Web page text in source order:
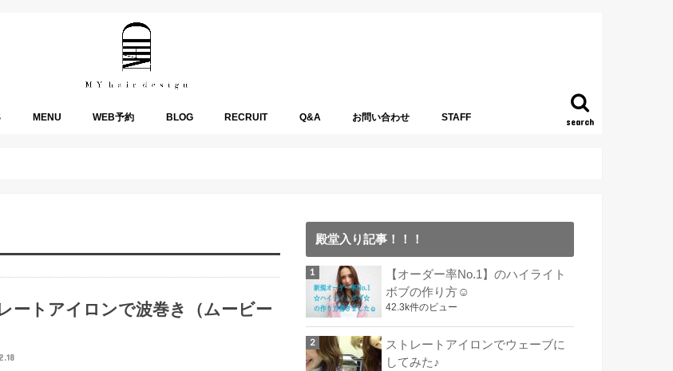
search
MENU WEB予約 BLOG RECRUIT Q&A お問い合わせ STAFF
ートアイロンで波巻き（ムービー
殿堂入り記事！！！
【オーダー率No.1】のハイライト
ボブの作り方☺︎
42.3k件のビュー
ストレートアイロンでウェーブに
してみた♪